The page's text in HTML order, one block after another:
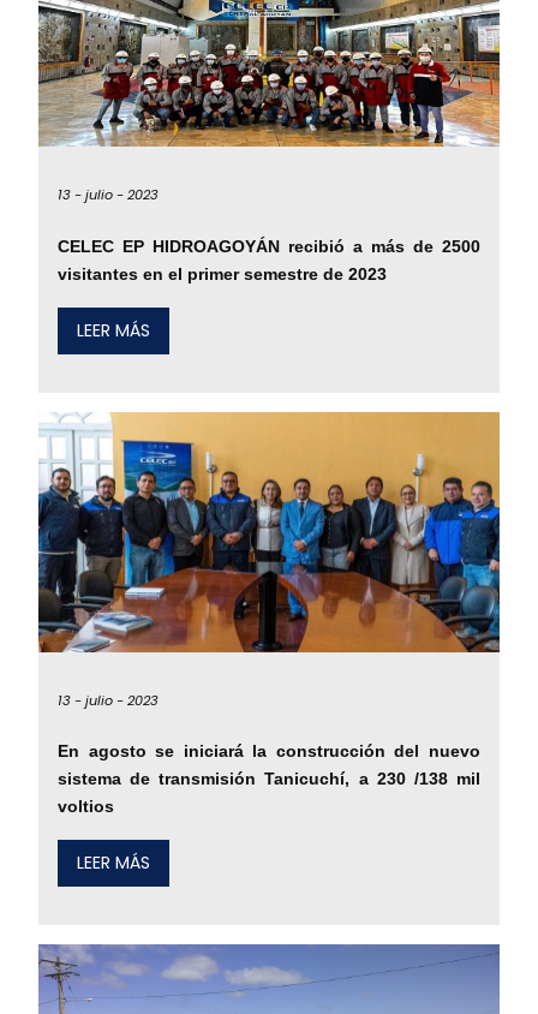
13 -julio -2023
CELEC EP HIDROAGOYÁN recibió a más de 2500
visitantes en el primer semestre de 2023
LEER MÁS
13 -julio -2023
En agosto se iniciará la construcción del nuevo
sistema de transmisión Tanicuchí, a 230 /138 mil
voltios
LEER MÁS